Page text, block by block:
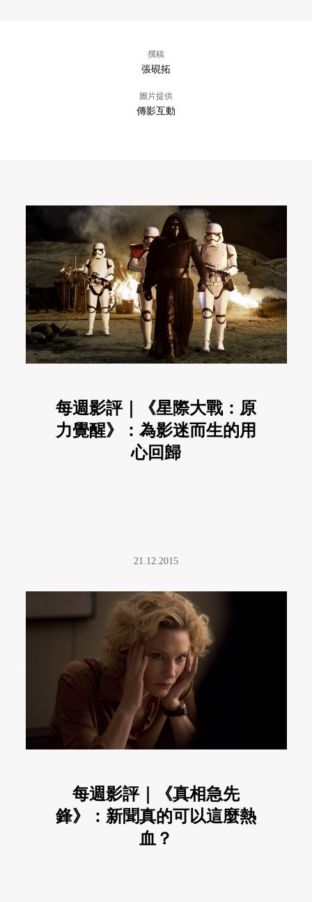
撰稿
張硯拓
圖片提供
傳影互動
每週影評｜《星際大戰：原
力覺醒》：為影迷而生的用
心回歸
21.12.2015
每週影評｜《真相急先
鋒》：新聞真的可以這麼熱
血？